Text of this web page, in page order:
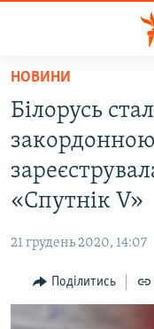
Перейти
основного
матеріалу
Перейти
до
основної
Перейти
пошуку
ВОДА.КРИМ
ВІДЕО ТА ФОТО
ПОЛІТИКА
ПОГЛЯД
ІНТЕРВ'Ю
ВСЕ ЗА ДЕНЬ
НОВИНИ
Білорусь
«Спутнік V»
21 грудень 2020, 14:07
Поділитись